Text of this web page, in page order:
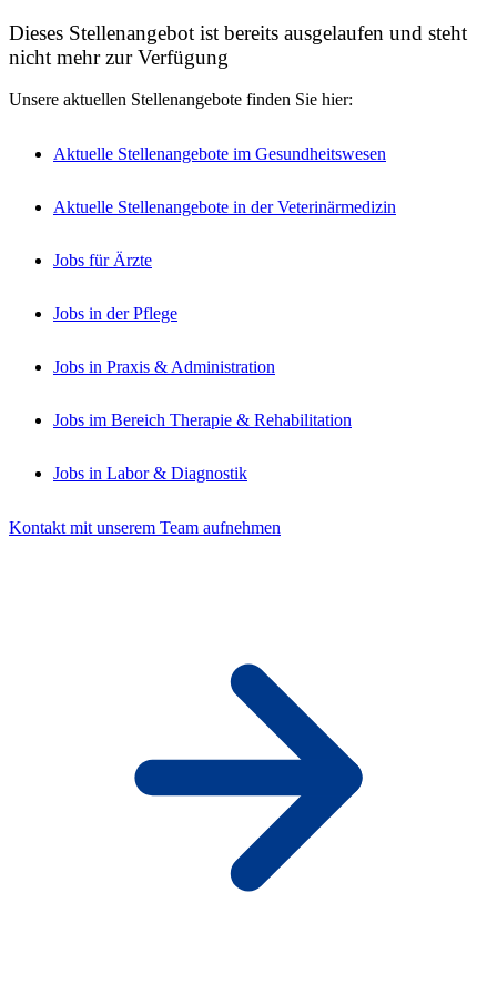
Dieses Stellenangebot ist bereits ausgelaufen und steht
nicht mehr zur Verfügung
Unsere aktuellen Stellenangebote finden Sie hier:
Aktuelle Stellenangebote im Gesundheitswesen
Aktuelle Stellenangebote in der Veterinärmedizin
Jobs für Ärzte
Jobs in der Pflege
Jobs in Praxis & Administration
Jobs im Bereich Therapie & Rehabilitation
Jobs in Labor & Diagnostik
Kontakt mit unserem Team aufnehmen